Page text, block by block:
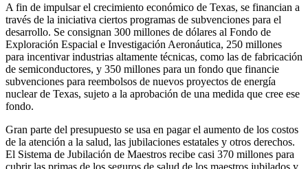
A fin de impulsar el crecimiento económico de Texas, se financian a
través de la iniciativa ciertos programas de subvenciones para el
desarrollo. Se consignan 300 millones de dólares al Fondo de
Exploración Espacial e Investigación Aeronáutica, 250 millones
para incentivar industrias altamente técnicas, como las de fabricación
de semiconductores, y 350 millones para un fondo que financie
subvenciones para reembolsos de nuevos proyectos de energía
nuclear de Texas, sujeto a la aprobación de una medida que cree ese
fondo.
Gran parte del presupuesto se usa en pagar el aumento de los costos
de la atención a la salud, las jubilaciones estatales y otros derechos.
El Sistema de Jubilación de Maestros recibe casi 370 millones para
cubrir las primas de los seguros de salud de los maestros jubilados y